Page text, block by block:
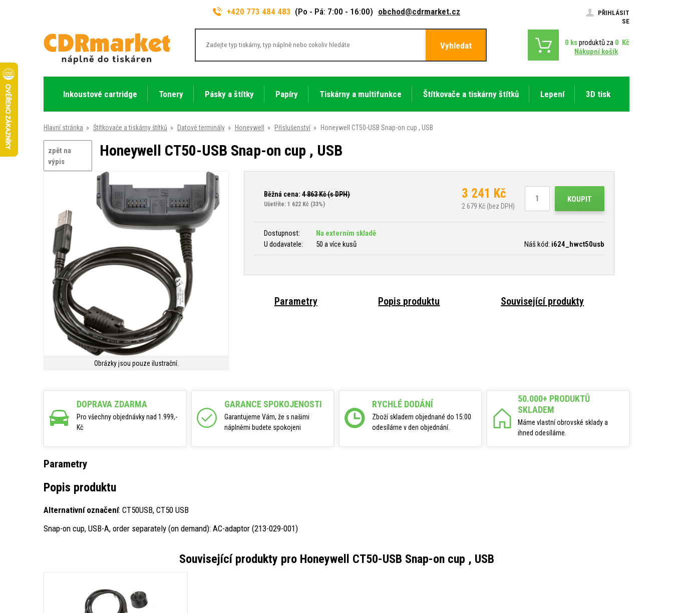
+420 773 484 483 (Po - Pá: 7:00 - 16:00) obchod@cdrmarket.cz
PŘIHLÁSIT
SE
Vyhledat 0 ksproduktů za 0 Kč
Nákupní košík
Inkoustové cartridge Tonery Pásky a štítky Papíry Tiskárny a multifunkce Štítkovače a tiskárny štítků Lepení 3D tisk
Hlavní stránka » Štítkovače a tiskárny štítků » Datové terminály » Honeywell » Příslušenství » Honeywell CT50-USB Snap-on cup , USB
zpět na
výpis
Honeywell CT50-USB Snap-on cup , USB
Obrázky jsou pouze ilustrační.
Běžná cena: 4 863Kč (s DPH)
Ušetříte: 1 622 Kč (33%)
3 241 Kč
2 679 Kč (bez DPH)
KOUPIT
Dostupnost:
Na externím skladě
U dodavatele:
50 a více kusů Náš kód: i624_hwct50usb
Parametry Popis produktu Související produkty
DOPRAVA ZDARMA
Pro všechny objednávky nad 1.999,-
Kč
GARANCE SPOKOJENOSTI
Garantujeme Vám, že s našimi
náplněmi budete spokojeni
RYCHLÉ DODÁNÍ
Zboží skladem objednané do 15:00
odesíláme v den objednání.
50.000+ PRODUKTŮ
SKLADEM
Máme vlastní obrovské sklady a
ihned odesíláme.
Parametry
Popis produktu
Alternativní označení: CT50USB, CT50 USB
Snap-on cup, USB-A, order separately (on demand): AC-adaptor (213-029-001)
Související produkty pro Honeywell CT50-USB Snap-on cup , USB